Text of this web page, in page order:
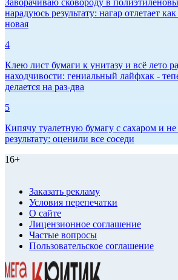
Заворачиваю сковороду в
нарадуюсь результату: нагар отлетает
новая
4
Клею лист бумаги к унитазу и всё лето
находчивости: гениальный лайфхак -
делается на раз-два
5
Кипячу туалетную бумагу с сахаром и не
результату: оценили все соседи
16+
Заказать рекламу
Условия перепечатки
О сайте
Лицензионное соглашение
Частые вопросы
Пользовательское соглашение